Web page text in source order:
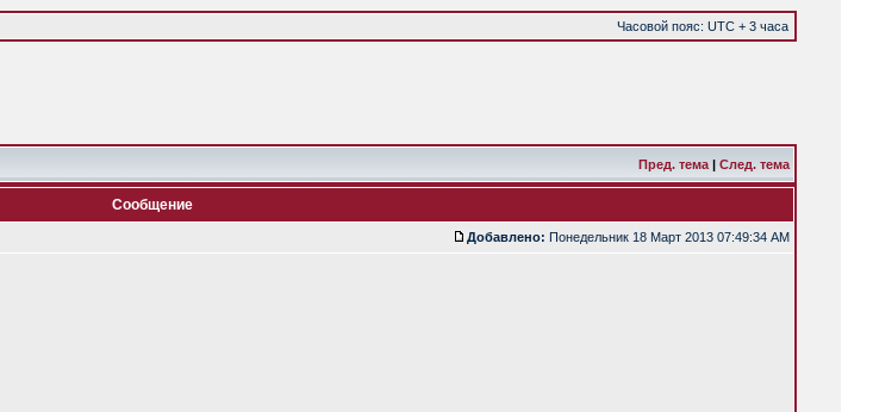
Часовой пояс: UTC + 3 часа
Пред. тема | След. тема
Сообщение
Добавлено: Понедельник 18 Март 2013 07:49:34 AM